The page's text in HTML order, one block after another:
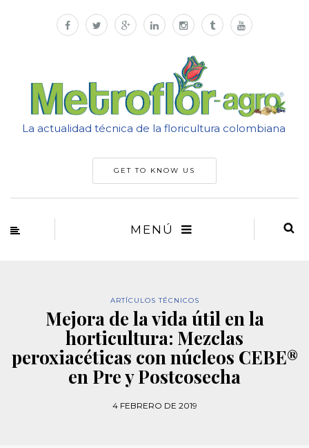
La actualidad técnica de la floricultura colombiana
GET TO KNOW US
MENÚ
ARTÍCULOS TÉCNICOS
Mejora de la vida útil en la
horticultura: Mezclas
peroxiacéticas con núcleos CEBE®
en Pre y Postcosecha
4 FEBRERO DE 2019